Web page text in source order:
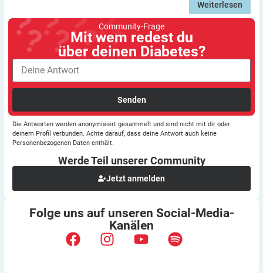
Weiterlesen
Community-Frage
Mit wem redest du
über deinen Diabetes?
Senden
Die Antworten werden anonymisiert gesammelt und sind nicht mit dir oder
deinem Profil verbunden. Achte darauf, dass deine Antwort auch keine
Personenbezogenen Daten enthält.
Werde Teil unserer Community
Jetzt anmelden
Folge uns auf unseren Social-Media-
Kanälen